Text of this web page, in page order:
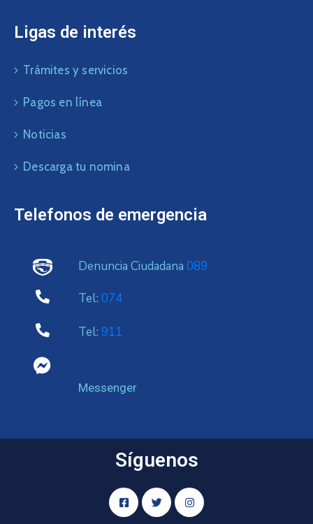
Ligas de interés
Trámites y servicios
Pagos en línea
Noticias
Descarga tu nomina
Telefonos de emergencia
Denuncia Ciudadana 089
Tel: 074
Tel: 911
Messenger
Síguenos